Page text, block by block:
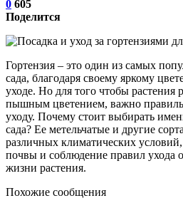
0 605
Поделится
Гортензия – это один из самых
сада, благодаря своему яркому
уходе. Но для того чтобы растения
пышным цветением, важно
уходу. Почему стоит выбирать
сада? Ее метельчатые и другие
различных климатических
почвы и соблюдение правил ухода
жизни растения.
Похожие сообщения